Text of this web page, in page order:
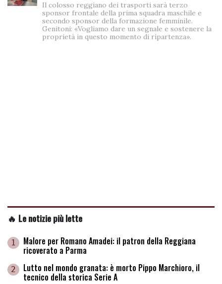
Il colosso reggiano dei trasporti sarà terzo
sponsor frontale della prima squadra maschile e
secondo sponsor della formazione femminile.
Genitoni: «Vogliamo dare un segnale e sostenere la
proprietà in questo momento di ripartenza».
🔥 Le notizie più lette
1 Malore per Romano Amadei: il patron della Reggiana
ricoverato a Parma
2 Lutto nel mondo granata: è morto Pippo Marchioro, il
tecnico della storica Serie A